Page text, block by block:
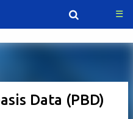
☰
Data (PBD)